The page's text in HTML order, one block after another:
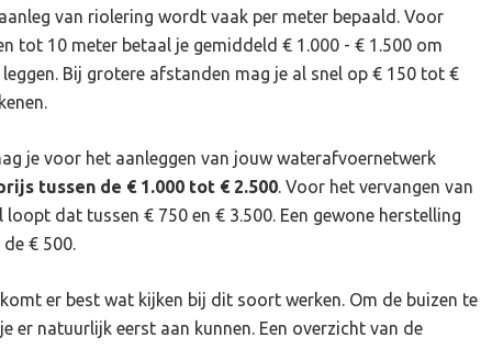
van riolering wordt vaak per meter bepaald. Voor
tot 10 meter betaal je gemiddeld € 1.000 - € 1.500 om
leggen. Bij grotere afstanden mag je al snel op € 150 tot €
je voor het aanleggen van jouw waterafvoernetwerk
tussen de € 1.000 tot € 2.500. Voor het vervangen van
dat tussen € 750 en € 3.500. Een gewone herstelling
€ 500.
er best wat kijken bij dit soort werken. Om de buizen te
er natuurlijk eerst aan kunnen. Een overzicht van de